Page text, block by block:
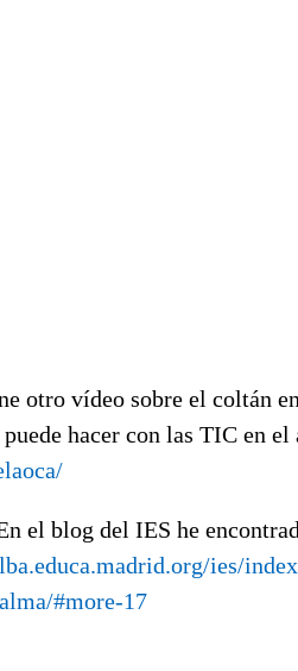
otro vídeo sobre el coltán
hacer con las TIC en el
el blog del IES he
ies/
#more-17